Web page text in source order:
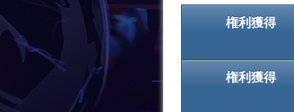
権利獲得
権利獲得